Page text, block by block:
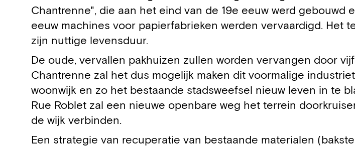
Chantrenne", die aan het eind van de 19e eeuw werd gebouwd
eeuw machines voor papierfabrieken werden vervaardigd. Het
zijn nuttige levensduur.
De oude, vervallen pakhuizen zullen worden vervangen door
Chantrenne zal het dus mogelijk maken dit voormalige
woonwijk en zo het bestaande stadsweefsel nieuw leven in te
Rue Roblet zal een nieuwe openbare weg het terrein
de wijk verbinden.
Een strategie van recuperatie van bestaande materialen